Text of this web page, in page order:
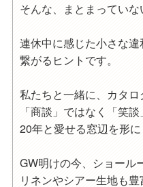
そんな、まとまっていな
連休中に感じた小さな
繋がるヒントです。
私たちと一緒に、カタロ
「商談」ではなく「笑
20年と愛せる窓辺を形に
GW明けの今、ショール
リネンやシアー生地も